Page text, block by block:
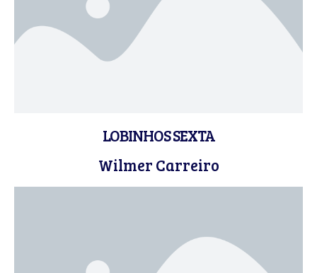
LOBINHOS SEXTA
Wilmer Carreiro